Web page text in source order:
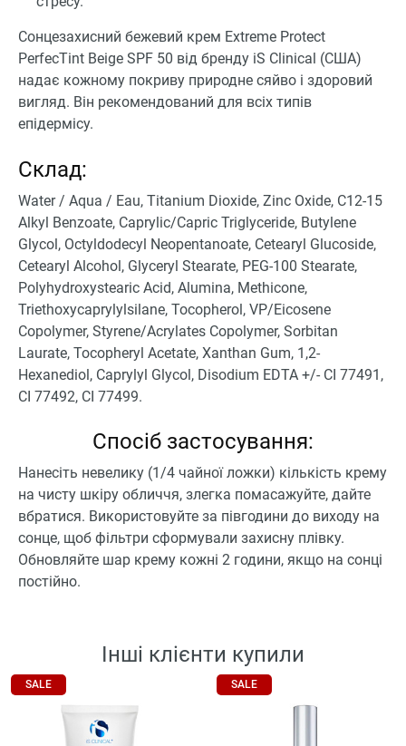
Сонцезахисний бежевий крем Extreme Protect
PerfecTint Beige SPF 50 від бренду iS Clinical (США)
надає кожному покриву природне сяйво і здоровий
вигляд. Він рекомендований для всіх типів
епідермісу.
Склад:
Water / Aqua / Eau, Titanium Dioxide, Zinc Oxide, C12-15
Alkyl Benzoate, Caprylic/Capric Triglyceride, Butylene
Glycol, Octyldodecyl Neopentanoate, Cetearyl Glucoside,
Cetearyl Alcohol, Glyceryl Stearate, PEG-100 Stearate,
Polyhydroxystearic Acid, Alumina, Methicone,
Triethoxycaprylylsilane, Tocopherol, VP/Eicosene
Copolymer, Styrene/Acrylates Copolymer, Sorbitan
Laurate, Tocopheryl Acetate, Xanthan Gum, 1,2-
Hexanediol, Caprylyl Glycol, Disodium EDTA +/- CI 77491,
CI 77492, CI 77499.
Спосіб застосування:
Нанесіть невелику (1/4 чайної ложки) кількість крему
на чисту шкіру обличчя, злегка помасажуйте, дайте
вбратися. Використовуйте за півгодини до виходу на
сонце, щоб фільтри сформували захисну плівку.
Обновляйте шар крему кожні 2 години, якщо на сонці
постійно.
Інші клієнти купили
SALE SALE